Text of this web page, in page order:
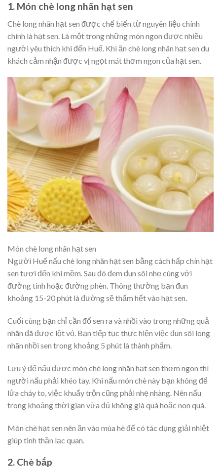
1. Món chè long nhãn hạt sen
Chè long nhãn hạt sen được chế biến từ nguyên liệu chính
chính là hạt sen. Là một trong những món ngon được nhiều
người yêu thích khi đến Huế. Khi ăn chè long nhãn hạt sen du
khách cảm nhận được vị ngọt mát thơm ngon của hạt sen.
Món chè long nhãn hạt sen
Người Huế nấu chè long nhãn hạt sen bằng cách hấp chín hạt
sen tươi đến khi mềm. Sau đó đem đun sôi nhẹ cùng với
đường tinh hoặc đường phèn. Thông thường bạn đun
khoảng 15-20 phút là đường sẽ thấm hết vào hạt sen.
Cuối cùng bạn chỉ cần đổ sen ra và nhồi vào trong những quả
nhãn đã được lột vỏ. Bạn tiếp tục thực hiện việc đun sôi long
nhãn nhồi sen trong khoảng 5 phút là thành phẩm.
Lưu ý để nấu được món chè long nhãn hạt sen thơm ngon thì
người nấu phải khéo tay. Khi nấu món chè này bạn không để
lửa cháy to, việc khuấy trộn cũng phải nhẹ nhàng. Nên nấu
trong khoảng thời gian vừa đủ không già quá hoặc non quá.
Món chè hạt sen nên ăn vào mùa hè để có tác dụng giải nhiệt
giúp tinh thần lạc quan.
2. Chè bắp